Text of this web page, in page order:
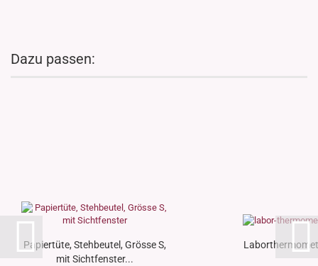
Dazu passen:
Papiertüte, Stehbeutel, Grösse S,
mit Sichtfenster...